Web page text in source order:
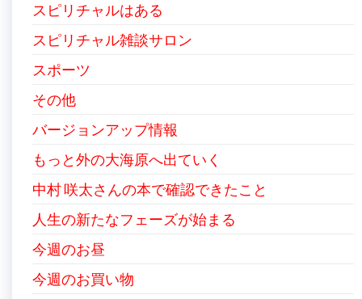
スピリチャルはある
スピリチャル雑談サロン
スポーツ
その他
バージョンアップ情報
もっと外の大海原へ出ていく
中村 咲太さんの本で確認できたこと
人生の新たなフェーズが始まる
今週のお昼
今週のお買い物